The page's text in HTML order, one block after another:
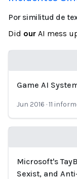
Por similitud de
Did our AI mess
Game AI
Jun 2016 ·11
Loading...
Microsoft's
Sexist, and